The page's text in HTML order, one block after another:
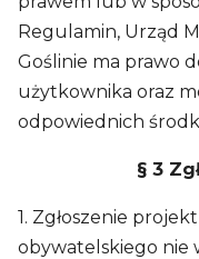
Regulamin, Urząd
Goślinie ma prawo
użytkownika oraz
odpowiednich
§ 3
1. Zgłoszenie
obywatelskiego nie